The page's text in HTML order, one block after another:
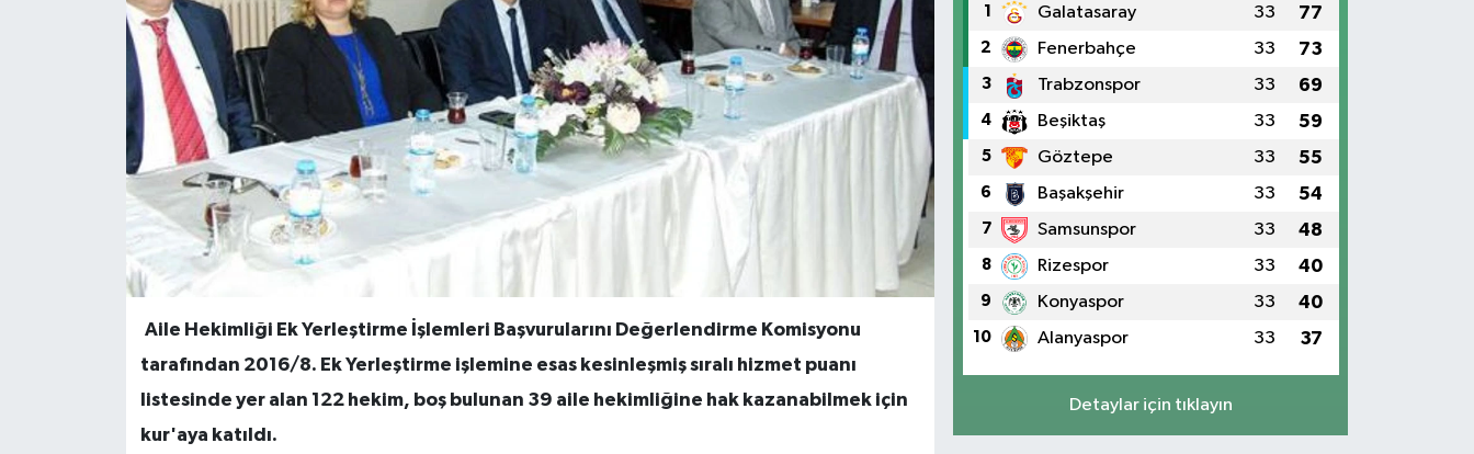
Aile Hekimliği Ek Yerleştirme İşlemleri Başvurularını Değerlendirme Komisyonu
tarafından 2016/8. Ek Yerleştirme işlemine esas kesinleşmiş sıralı hizmet puanı
listesinde yer alan 122 hekim, boş bulunan 39 aile hekimliğine hak kazanabilmek için
kur'aya katıldı.
1 Galatasaray 33 77
2 Fenerbahçe 33 73
3 Trabzonspor 33 69
4 Beşiktaş 33 59
5 Göztepe 33 55
6 Başakşehir 33 54
7 Samsunspor 33 48
8 Rizespor 33 40
9 Konyaspor 33 40
10 Alanyaspor 33 37
Detaylar için tıklayın